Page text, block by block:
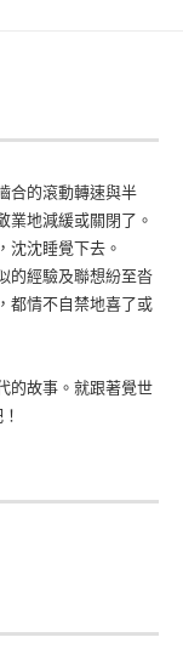
合的滾動轉速與半
業地減緩或關閉了。
沈沈睡覺下去。
的經驗及聯想紛至沓
都情不自禁地喜了或
的故事。就跟著覺世